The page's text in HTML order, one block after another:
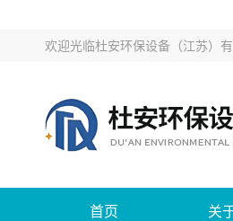
欢迎光临杜安环保设备（江苏）
首页 关